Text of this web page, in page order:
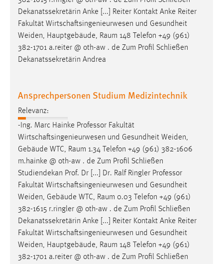
Dekanatssekretärin Anke [...] Reiter Kontakt Anke Reiter
Fakultät Wirtschaftsingenieurwesen und Gesundheit
Weiden, Hauptgebäude, Raum 148 Telefon +49 (961)
382-1701 a.reiter @ oth-aw . de Zum Profil Schließen
Dekanatssekretärin Andrea
Ansprechpersonen Studium Medizintechnik
Relevanz:
-Ing. Marc Hainke Professor Fakultät
Wirtschaftsingenieurwesen und Gesundheit Weiden,
Gebäude WTC, Raum 1.34 Telefon +49 (961) 382-1606
m.hainke @ oth-aw . de Zum Profil Schließen
Studiendekan Prof. Dr [...] Dr. Ralf Ringler Professor
Fakultät Wirtschaftsingenieurwesen und Gesundheit
Weiden, Gebäude WTC, Raum 0.03 Telefon +49 (961)
382-1615 r.ringler @ oth-aw . de Zum Profil Schließen
Dekanatssekretärin Anke [...] Reiter Kontakt Anke Reiter
Fakultät Wirtschaftsingenieurwesen und Gesundheit
Weiden, Hauptgebäude, Raum 148 Telefon +49 (961)
382-1701 a.reiter @ oth-aw . de Zum Profil Schließen